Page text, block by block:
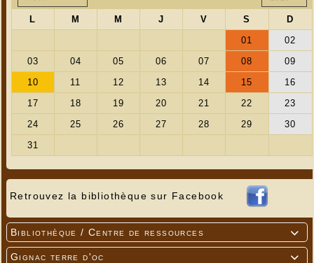
Retrouvez la bibliothèque sur Facebook

Bibliothèque / Centre de ressources

Gignac terre d'oc